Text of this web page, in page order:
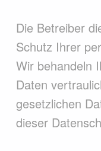
Die Betreiber
Schutz Ihrer
Wir behandeln
Daten
gesetzlichen
dieser